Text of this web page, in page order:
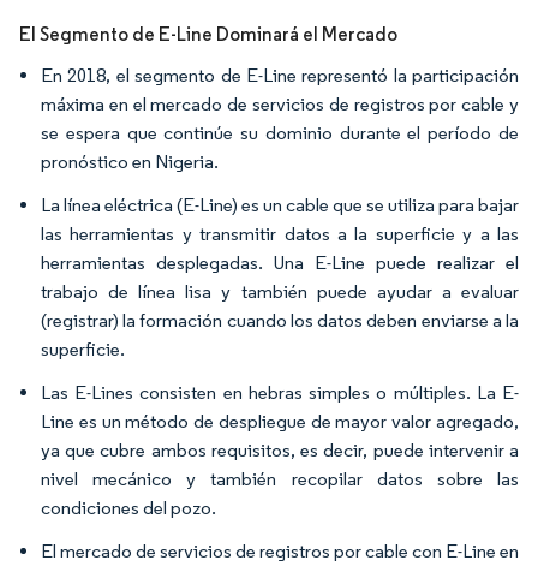
El Segmento de E-Line Dominará el Mercado
En 2018, el segmento de E-Line representó la participación
máxima en el mercado de servicios de registros por cable y
se espera que continúe su dominio durante el período de
pronóstico en Nigeria.
La línea eléctrica (E-Line) es un cable que se utiliza para bajar
las herramientas y transmitir datos a la superficie y a las
herramientas desplegadas. Una E-Line puede realizar el
trabajo de línea lisa y también puede ayudar a evaluar
(registrar) la formación cuando los datos deben enviarse a la
superficie.
Las E-Lines consisten en hebras simples o múltiples. La E-
Line es un método de despliegue de mayor valor agregado,
ya que cubre ambos requisitos, es decir, puede intervenir a
nivel mecánico y también recopilar datos sobre las
condiciones del pozo.
El mercado de servicios de registros por cable con E-Line en